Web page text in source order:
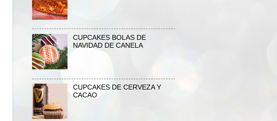
CUPCAKES BOLAS DE
NAVIDAD DE CANELA
CUPCAKES DE CERVEZA Y
CACAO